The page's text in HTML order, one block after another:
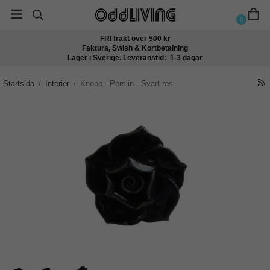
0
FRI frakt över 500 kr
Faktura, Swish & Kortbetalning
Lager i Sverige. Leveranstid: 1-3 dagar
Startsida / Interiör / Knopp - Porslin - Svart ros